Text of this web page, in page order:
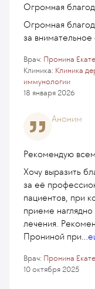
Огромная
Огромная
за
Клиника: Клиника
иммунологии
Врач: Пронина
18 января 2026
Аноним
Рекомендую
Хочу выразить
за её
пациентов, при
приеме
лечения.
Прониной при...
Врач: Пронина
10 октября 2025